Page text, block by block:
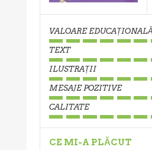
VALOARE EDUCAȚIONALĂ
TEXT
ILUSTRAȚII
MESAJE POZITIVE
CALITATE
CE MI-A PLĂCUT